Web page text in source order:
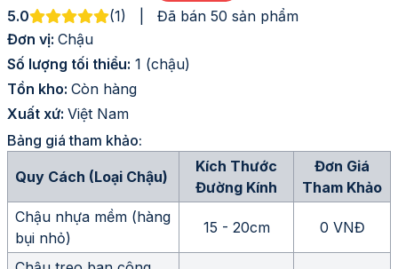
5.0
(1)
Đã bán 50 sản phẩm
Đơn vị: Chậu
Số lượng tối thiểu: 1 (chậu)
Tồn kho: Còn hàng
Xuất xứ: Việt Nam
Bảng giá tham khảo:
Quy Cách (Loại Chậu)
Kích Thước
Đường Kính
Đơn Giá
Tham Khảo
Chậu nhựa mềm (hàng
bụi nhỏ)
15 - 20cm 0 VNĐ